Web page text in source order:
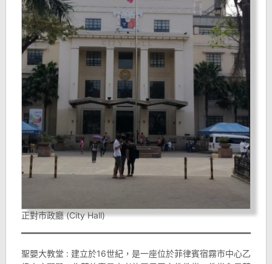
正對市政廳 (City Hall)
聖嬰大教堂 : 建立於16世紀，是一座位於菲律賓宿霧市中心乙